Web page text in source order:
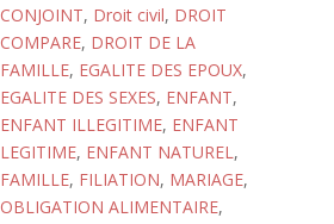
CONJOINT, Droit civil, DROIT
COMPARE, DROIT DE LA
FAMILLE, EGALITE DES EPOUX,
EGALITE DES SEXES, ENFANT,
ENFANT ILLEGITIME, ENFANT
LEGITIME, ENFANT NATUREL,
FAMILLE, FILIATION, MARIAGE,
OBLIGATION ALIMENTAIRE,